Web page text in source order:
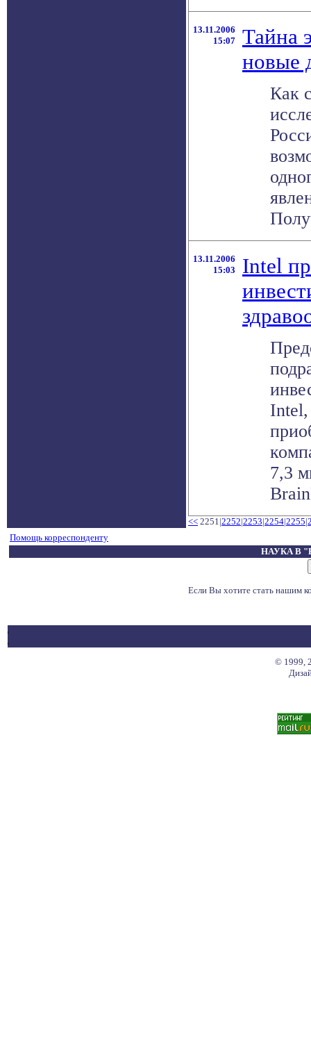
13.11.2006
15:07
Тайна
новые
Как
13.11.2006
15:03
Intel
Intel,
7,3
<< 2251|2252|2253|2254|2255|
Помощь корреспонденту
НАУКА В
Если Вы хотите стать нашим
© 1999,